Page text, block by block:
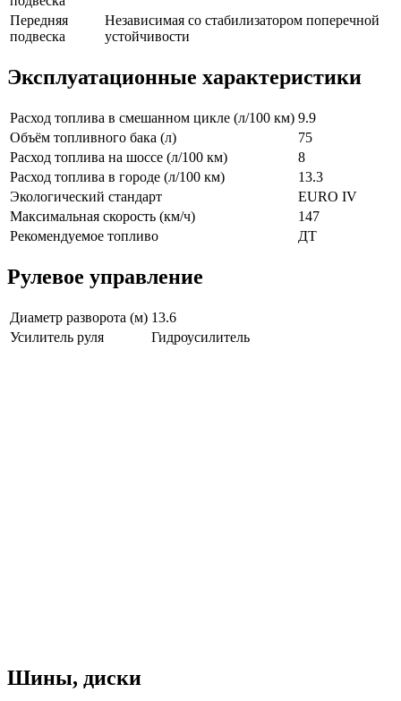
Передняя
подвеска
Независимая со стабилизатором поперечной
устойчивости
Эксплуатационные характеристики
Расход топлива в смешанном цикле (л/100 км) 9.9
Объём топливного бака (л)
75
Расход топлива на шоссе (л/100 км)
8
Расход топлива в городе (л/100 км)
13.3
Экологический стандарт
EURO IV
Максимальная скорость (км/ч)
147
Рекомендуемое топливо
ДТ
Рулевое управление
Диаметр разворота (м) 13.6
Усилитель руля
Гидроусилитель
Шины, диски